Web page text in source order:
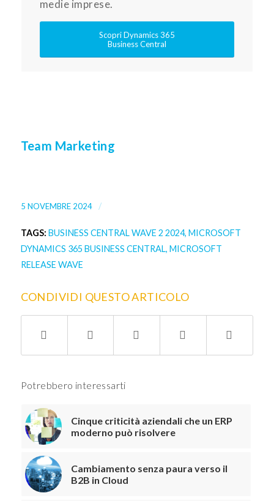
medie imprese.
Scopri Dynamics 365
Business Central
Team Marketing
5 NOVEMBRE 2024 /
TAGS: BUSINESS CENTRAL WAVE 2 2024, MICROSOFT
DYNAMICS 365 BUSINESS CENTRAL, MICROSOFT
RELEASE WAVE
CONDIVIDI QUESTO ARTICOLO
Potrebbero interessarti
Cinque criticità aziendali che un ERP
moderno può risolvere
Cambiamento senza paura verso il
B2B in Cloud